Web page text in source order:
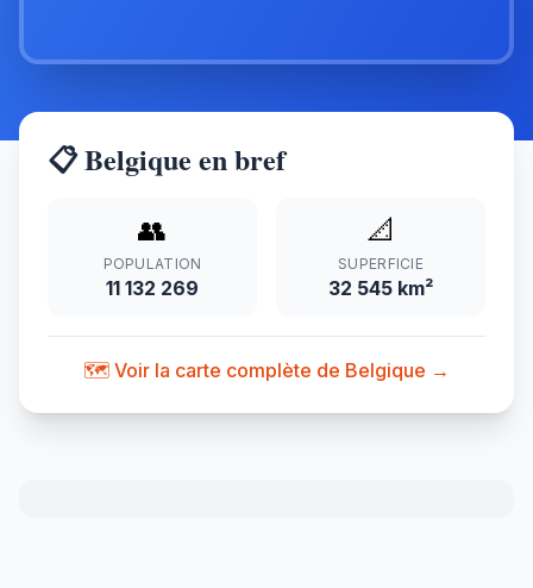
📋 Belgique en bref
👥
POPULATION
11 132 269
📐
SUPERFICIE
32 545 km²
🗺️ Voir la carte complète de Belgique →